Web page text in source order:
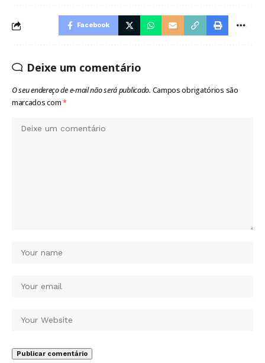
Facebook
Deixe um comentário
O seu endereço de e-mail não será publicado. Campos obrigatórios são
marcados com*